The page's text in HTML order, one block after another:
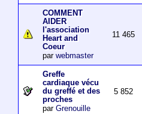
COMMENT
AIDER
l'association
Heart and
Coeur
par webmaster
11 465
Greffe
cardiaque vécu
du greffé et des
proches
par Grenouille
5 852